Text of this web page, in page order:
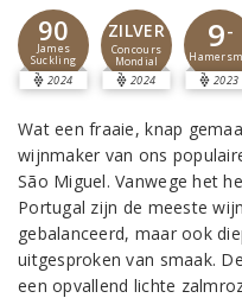
90
James
Suckling
2024
ZILVER
Concours
Mondial
2024
9-
2023
Wat een fraaie, knap
wijnmaker van ons
São Miguel. Vanwege het
Portugal zijn de meeste
gebalanceerd, maar ook
uitgesproken van smaak.
een opvallend lichte